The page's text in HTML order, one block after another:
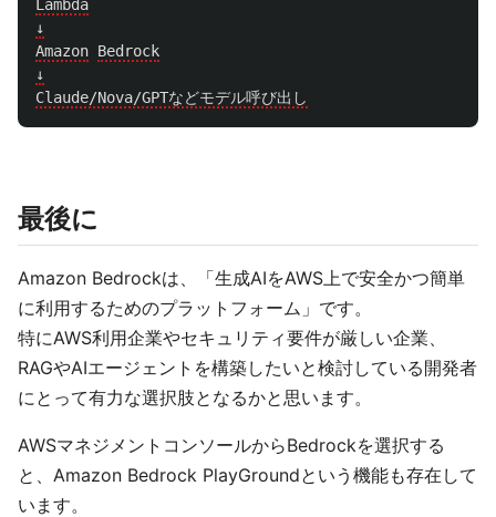
Lambda
↓
Amazon Bedrock
↓
Claude/Nova/GPTなどモデル呼び出し
最後に
Amazon Bedrockは、「生成AIをAWS上で安全かつ簡単
に利用するためのプラットフォーム」です。
特にAWS利用企業やセキュリティ要件が厳しい企業、
RAGやAIエージェントを構築したいと検討している開発者
にとって有力な選択肢となるかと思います。
AWSマネジメントコンソールからBedrockを選択する
と、Amazon Bedrock PlayGroundという機能も存在して
います。